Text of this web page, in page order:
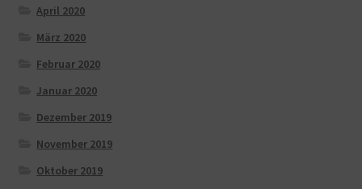
April 2020
März 2020
Februar 2020
Januar 2020
Dezember 2019
November 2019
Oktober 2019